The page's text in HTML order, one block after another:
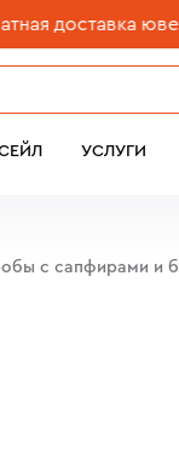
доставка
УСЛУГИ
с сапфирами и